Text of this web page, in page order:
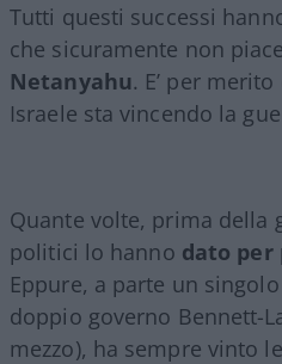
Tutti questi successi
che sicuramente non
Netanyahu. E’ per
Israele sta vincendo la
Quante volte, prima della
politici lo hanno dato
Eppure, a parte un
doppio governo Bennett-
mezzo), ha sempre vinto